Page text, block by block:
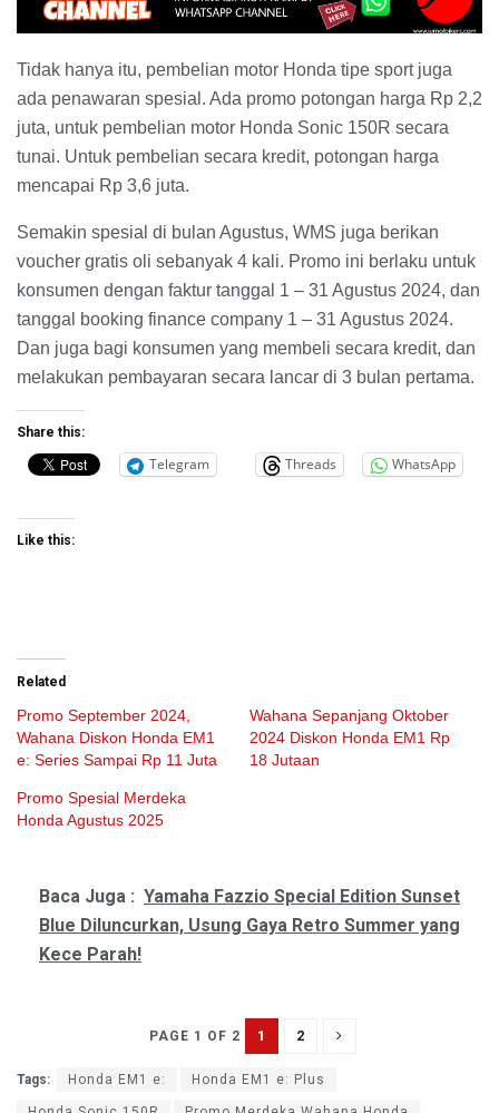
Tidak hanya itu, pembelian motor Honda tipe sport juga
ada penawaran spesial. Ada promo potongan harga Rp 2,2
juta, untuk pembelian motor Honda Sonic 150R secara
tunai. Untuk pembelian secara kredit, potongan harga
mencapai Rp 3,6 juta.
Semakin spesial di bulan Agustus, WMS juga berikan
voucher gratis oli sebanyak 4 kali. Promo ini berlaku untuk
konsumen dengan faktur tanggal 1 – 31 Agustus 2024, dan
tanggal booking finance company 1 – 31 Agustus 2024.
Dan juga bagi konsumen yang membeli secara kredit, dan
melakukan pembayaran secara lancar di 3 bulan pertama.
Share this:
Telegram Threads WhatsApp
Like this:
Related
Promo September 2024,
Wahana Diskon Honda EM1
e: Series Sampai Rp 11 Juta
Wahana Sepanjang Oktober
2024 Diskon Honda EM1 Rp
18 Jutaan
Promo Spesial Merdeka
Honda Agustus 2025
Baca Juga : Yamaha Fazzio Special Edition Sunset
Blue Diluncurkan, Usung Gaya Retro Summer yang
Kece Parah!
PAGE 1 OF 2 1 2
Tags: Honda EM1 e: Honda EM1 e: Plus